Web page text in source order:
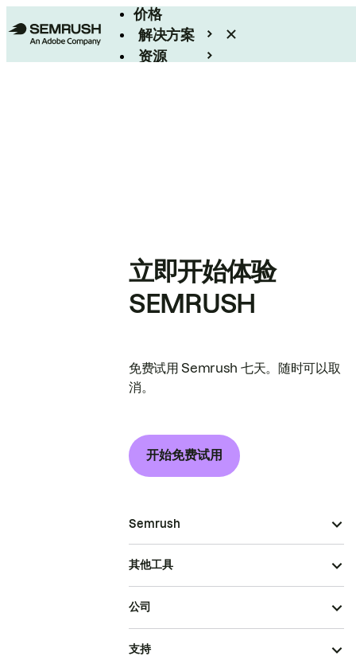
价格
解决方案
资源
立即开始体验
SEMRUSH
免费试用 Semrush 七天。随时可以取
消。
开始免费试用
Semrush
其他工具
公司
支持